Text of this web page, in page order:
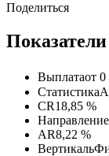
Поделиться
Показатели
Выплатаот
Статистика
CR18,85 %
Направление
AR8,22 %
Вертикаль